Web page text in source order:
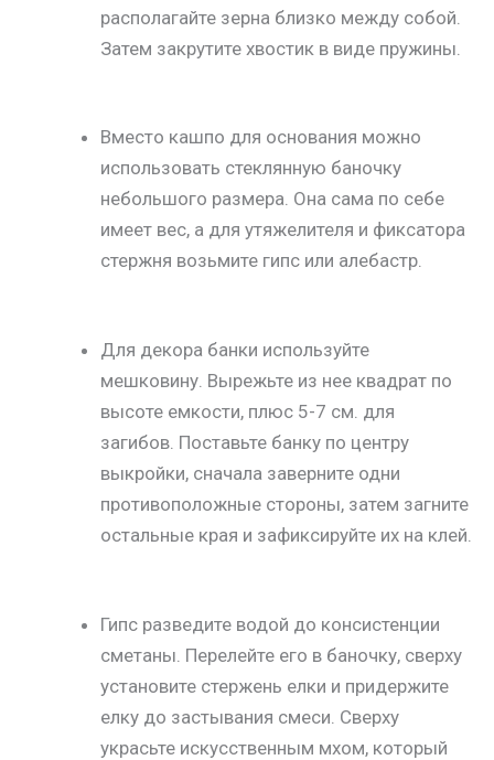
располагайте зерна близко между собой.
Затем закрутите хвостик в виде пружины.
Вместо кашпо для основания можно
использовать стеклянную баночку
небольшого размера. Она сама по себе
имеет вес, а для утяжелителя и фиксатора
стержня возьмите гипс или алебастр.
Для декора банки используйте
мешковину. Вырежьте из нее квадрат по
высоте емкости, плюс 5-7 см. для
загибов. Поставьте банку по центру
выкройки, сначала заверните одни
противоположные стороны, затем загните
остальные края и зафиксируйте их на клей.
Гипс разведите водой до консистенции
сметаны. Перелейте его в баночку, сверху
установите стержень елки и придержите
елку до застывания смеси. Сверху
украсьте искусственным мхом, который